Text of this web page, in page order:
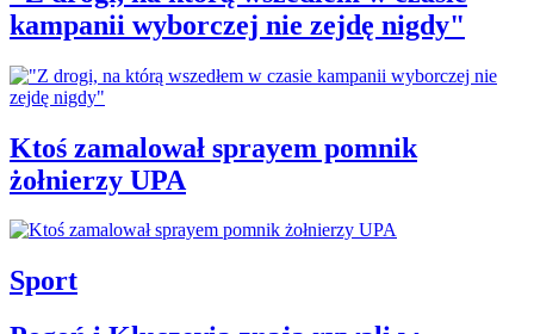
kampanii wyborczej nie zejdę nigdy"
Ktoś zamalował sprayem pomnik
żołnierzy UPA
Sport